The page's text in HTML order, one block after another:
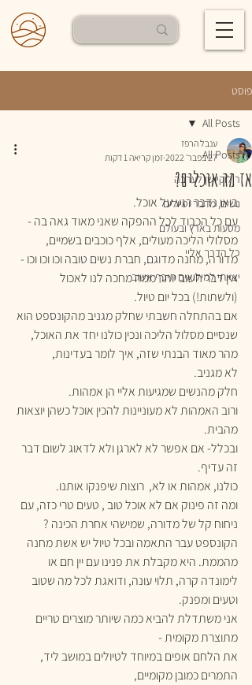
פוסט
All Posts
רילוקיישן לערבה
נשים, מדבר וטיולים
מסעות בארץ ובעולם
כל הדרך אליי
יצאתי למילואים תיכף אשוב
All Posts
אז מה אוכלים?
ענבל הרפז
27 בפבר׳ 2022
זמן קריאה 1 דקות
בואו נדבר רגע על אוכל.
עם כל הכבוד לכל ההפקה שאני מאוד גאה בה -
מסלולי הליכה מעולים, אלף כוכבים בשמיים,
מדורה, מחנה מדוגם, חברת נשים טובה וכו וכו וכו -
אין דבר חשוב יותר ממה מחכה לנו לאכול
(ולשתות!) בכל יום טיול.
אם בהתחלה חשבתי שחלק מגניב מהקונספט הוא
שנסיים מסלול הליכה ונכין כולנו יחד את האוכל,
מהר מאוד הבנתי שזה, איך לומר בעדינות,
לא מגניב.
חלק מהנשים שמגיעות אליי הן אמהות.
ורוב האמהות לא מעוניינות להכין אוכל כשהן יוצאות
מהבית.
ובכלל- אם אפשר לא לארגן ולא לדאוג לשום דבר
זה עדיף.
כולנו, אמהות או לא,  רוצות שיפנקו אותנו.
ומה זה פינוק אם לא אוכל טוב , טעים טרי כזה, עם
ניחוח קל של מדורה, שמישהי אחרת הכינה ?
הקונספט עבר התאמה ובכל טיול יש אשת מחנה
מהממת. היא מקבלת את פנינו עם יין חם או
לימונדה קרה, תלוי עונה, ודואגת לכל מה שטוב
וטעים ומפנק.
אני משתדלת להביא כמה שיותר מוצרים טריים
מתוצרת מקומית -
את הלחם אופים במיוחד לטיולים במושב ליד,
התמרים כמובן מקומיים,